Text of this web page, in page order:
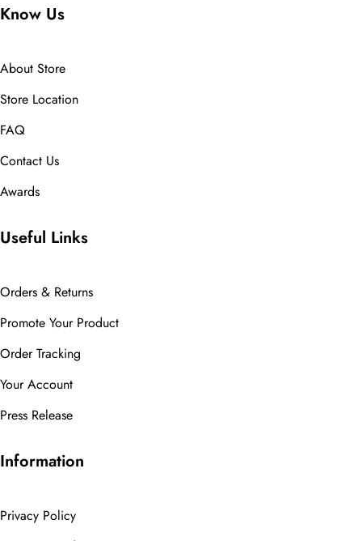
Know Us
About Store
Store Location
FAQ
Contact Us
Awards
Useful Links
Orders & Returns
Promote Your Product
Order Tracking
Your Account
Press Release
Information
Privacy Policy